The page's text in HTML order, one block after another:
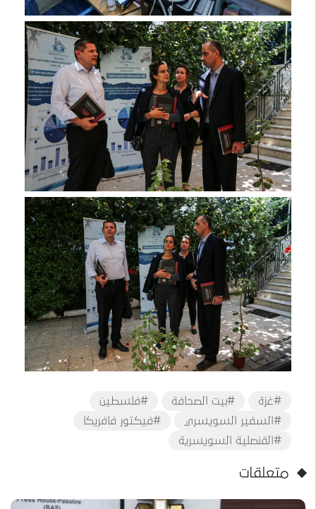
#غزة #بيت الصحافة
#فلسطين
#السفير السويسري
#فيكتور فافريكا
#القنصلية السويسرية
متعلقات